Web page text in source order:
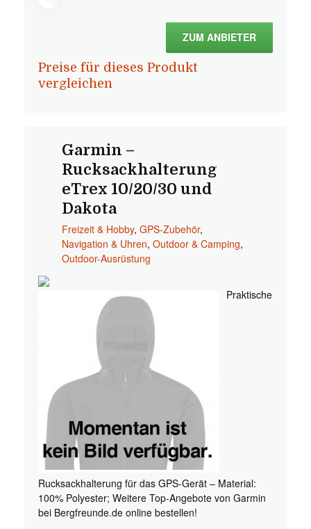
ZUM ANBIETER
Preise für dieses Produkt
vergleichen
Garmin –
Rucksackhalterung
eTrex 10/20/30 und
Dakota
Freizeit & Hobby, GPS-Zubehör,
Navigation & Uhren, Outdoor & Camping,
Outdoor-Ausrüstung
Praktische
Rucksackhalterung für das GPS-Gerät – Material:
100% Polyester; Weitere Top-Angebote von Garmin
bei Bergfreunde.de online bestellen!